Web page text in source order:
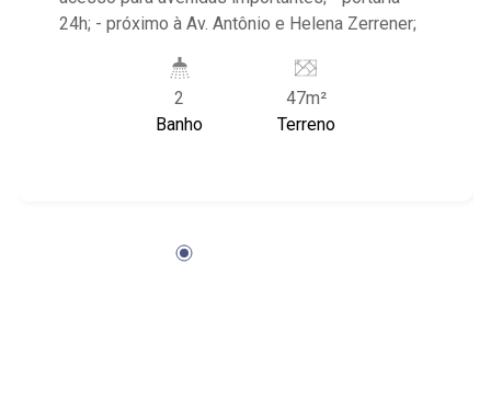
24h; - próximo à Av. Antônio e Helena Zerrener;
2
Banho
47m²
Terreno